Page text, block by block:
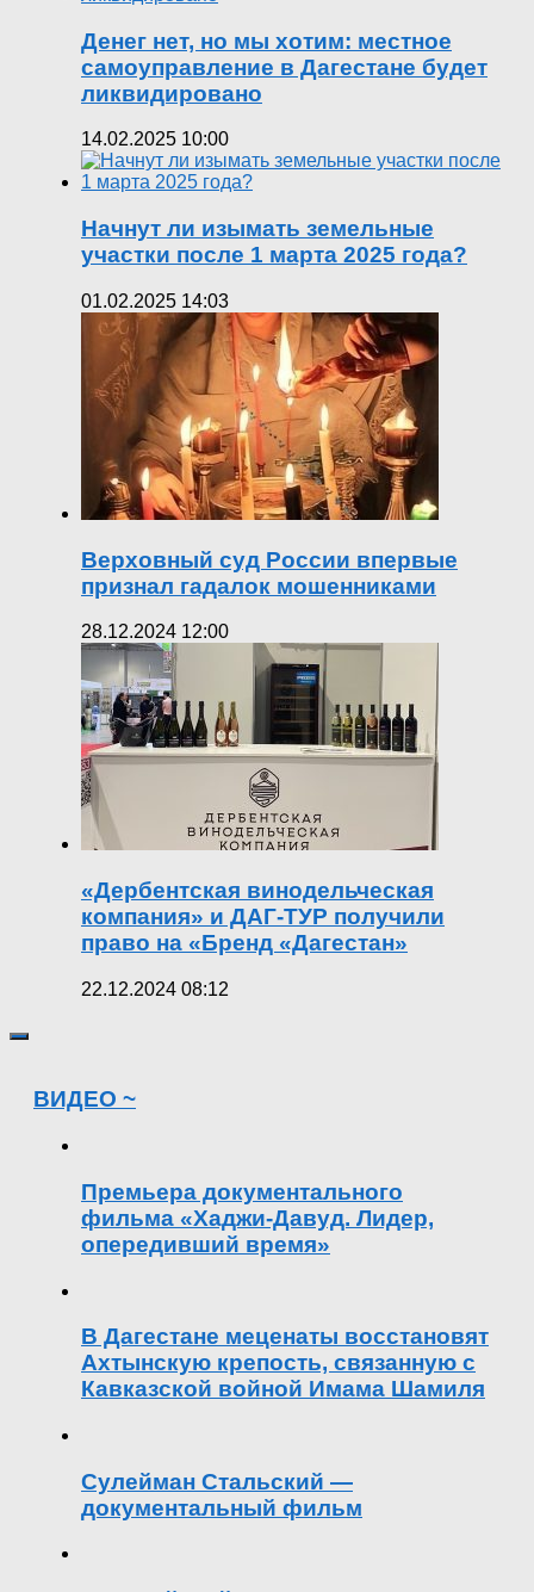
Денег нет, но мы хотим: местное
самоуправление в Дагестане будет
ликвидировано
14.02.2025 10:00
Начнут ли изымать земельные
участки после 1 марта 2025 года?
01.02.2025 14:03
Верховный суд России впервые
признал гадалок мошенниками
28.12.2024 12:00
«Дербентская винодельческая
компания» и ДАГ-ТУР получили
право на «Бренд «Дагестан»
22.12.2024 08:12
ВИДЕО ~
Премьера документального
фильма «Хаджи-Давуд. Лидер,
опередивший время»
В Дагестане меценаты восстановят
Ахтынскую крепость, связанную с
Кавказской войной Имама Шамиля
Сулейман Стальский —
документальный фильм